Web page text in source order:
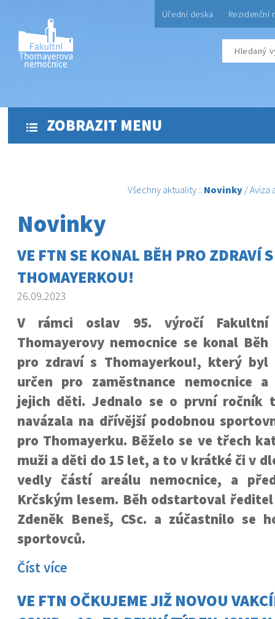
Úřední deska Rezidenční
ZOBRAZIT MENU
Všechny aktuality :: Novinky /Avíza
Novinky
VE FTN SE KONAL BĚH PRO ZDRAVÍ S
THOMAYERKOU!
26.09.2023
V rámci oslav 95. výročí Fakultní
Thomayerovy nemocnice se konal Běh
pro zdraví s Thomayerkou!, který byl
určen pro zaměstnance nemocnice a
jejich děti. Jednalo se o první ročník
navázala na dřívější podobnou
pro Thomayerku. Běželo se ve třech
muži a děti do 15 let, a to v krátké či v
vedly částí areálu nemocnice, a
Krčským lesem. Běh odstartoval ředitel
Zdeněk Beneš, CSc. a zúčastnilo se
sportovců.
Číst více
VE FTN OČKUJEME JIŽ NOVOU